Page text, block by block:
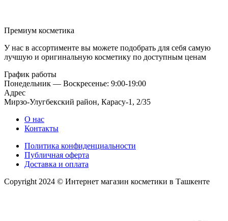
Премиум косметика
У нас в ассортименте вы можете подобрать для себя самую
лучшую и оригинальную косметику по доступным ценам
График работы
Понедельник — Воскресенье: 9:00-19:00
Адрес
Мирзо-Улугбекский район, Карасу-1, 2/35
О нас
Контакты
Политика конфиденциальности
Публичная оферта
Доставка и оплата
Copyright 2024 © Интернет магазин косметики в Ташкенте